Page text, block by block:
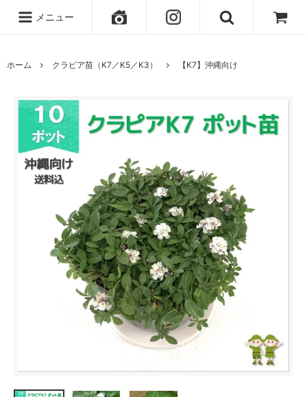
メニュー
ホーム クラピア苗（K7／K5／K3） 【K7】沖縄向け